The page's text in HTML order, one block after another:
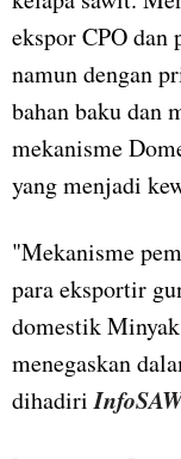
ekspor CPO dan
namun dengan
bahan baku dan
mekanisme
yang menjadi
"Mekanisme
para eksportir
domestik
menegaskan
dihadiri